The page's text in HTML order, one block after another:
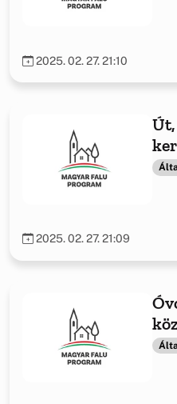
2025. 02. 27. 21:10
2025. 02. 27. 21:09